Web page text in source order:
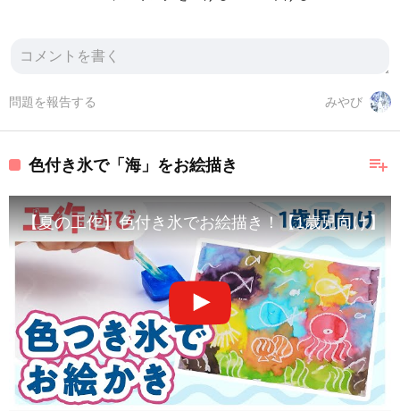
みやび
問題を報告する
playlist_add
色付き氷で「海」をお絵描き
【夏の工作】色付き氷でお絵描き！【1歳児向け】